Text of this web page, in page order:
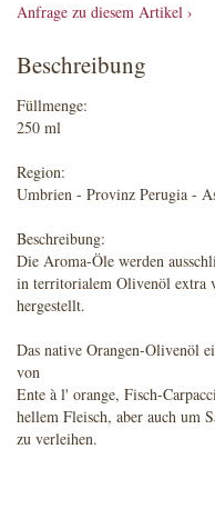
Anfrage zu diesem Artikel ›
Beschreibung
Füllmenge:
250 ml
Region:
Umbrien - Provinz Perugia -
Beschreibung:
Die Aroma-Öle werden
in territorialem Olivenöl extra
hergestellt.
Das native Orangen-Olivenöl
von
Ente à l' orange, Fisch-
hellem Fleisch, aber auch um
zu verleihen.